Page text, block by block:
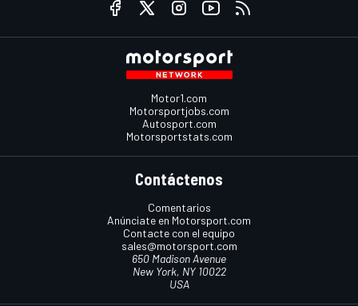
Motor1.com
Motorsportjobs.com
Autosport.com
Motorsportstats.com
Contáctenos
Comentarios
Anúnciate en Motorsport.com
Contacte con el equipo
sales@motorsport.com
650 Madison Avenue
New York, NY 10022
USA